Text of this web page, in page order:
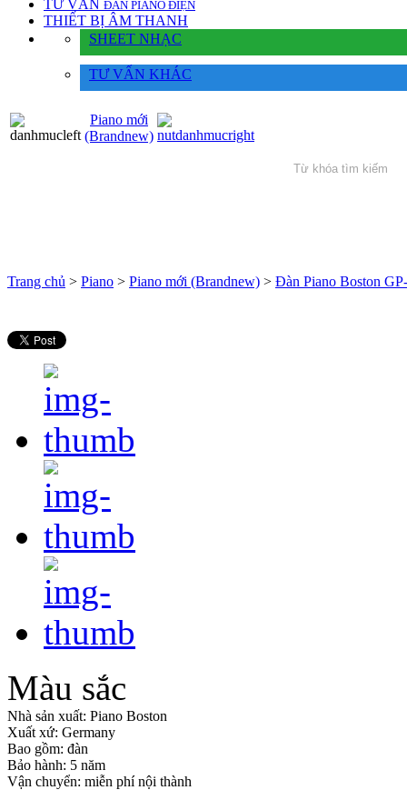
TƯ VẤN ÐÀN PIANO ÐIỆN
THIẾT BỊ ÂM THANH
SHEET NHẠC
TƯ VẤN KHÁC
Piano mới
(Brandnew)
Trang chủ > Piano > Piano mới (Brandnew) > Đàn Piano Boston
Màu sắc
Nhà sản xuất: Piano Boston
Xuất xứ: Germany
Bao gồm: đàn
Bảo hành: 5 năm
Vận chuyển: miễn phí nội thành